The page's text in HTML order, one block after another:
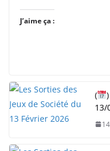
J’aime ça :
(
13/